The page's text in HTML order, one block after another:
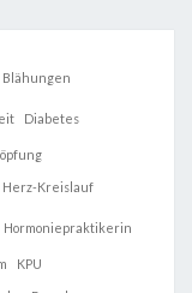
Blähungen
Diabetes
Herz-Kreislauf
Hormoniepraktikerin
KPU